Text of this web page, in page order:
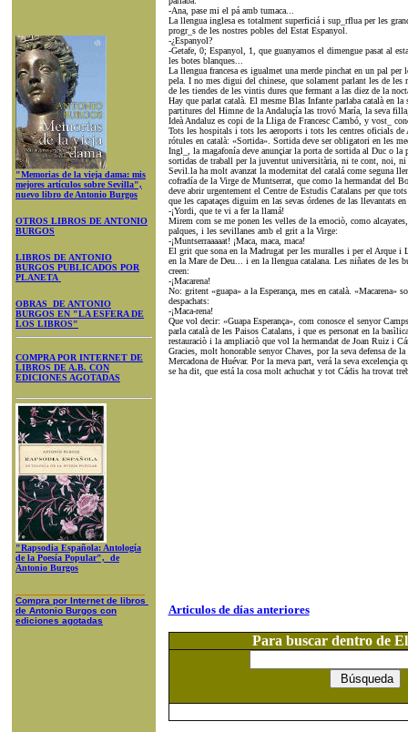
"Memorias de la vieja dama: mis
mejores artículos sobre Sevilla",
nuevo libro de Antonio Burgos
OTROS LIBROS DE ANTONIO
BURGOS
LIBROS DE ANTONIO
BURGOS PUBLICADOS POR
PLANETA
OBRAS DE ANTONIO
BURGOS EN "LA ESFERA DE
LOS LIBROS"
COMPRA POR INTERNET DE
LIBROS DE A.B. CON
EDICIONES AGOTADAS
"Rapsodia Española: Antología
de la Poesía Popular", de
Antonio Burgos
Compra por Internetde libros
de Antonio Burgos con
ediciones agotadas
-Ana, pase mi el pá amb tumaca...
La llengua inglesa es totalment superficiá i sup_rflua per les
progr_s de les nostres pobles del Estat Espanyol.
-¿Espanyol?
-Getafe, 0; Espanyol, 1, que guanyamos el dimengue pasat al
les botes blanques...
La llengua francesa es igualmet una merde pinchat en un pal per
pela. I no mes digui del chinese, que solament parlant les de les
de les tiendes de les vintis dures que fermant a las diez de la
Hay que parlat català. El mesme Blas Infante parlaba català en
partitures del Himne de la Andaluçía las trovó María, la seva
Ideà Andaluz es copi de la Lliga de Francesc Cambó, y vost_
Tots les hospitals i tots les aeroports i tots les centres oficials de
rótules en català: «Sortida». Sortida deve ser obligatori en les
Ingl_, la magafonía deve anunçiar la porta de sortida al Duc o la
sortidas de traball per la juventut universitària, ni te cont, noi,
Sevil.la ha molt avanzat la modernitat del catalá come seguna
cofradía de la Virge de Muntserrat, que como la hermandat del
deve abrir urgentement el Centre de Estudis Catalans per que
que les capataçes diguim en las sevas órdenes de las llevantats
-¡Yordi, que te vi a fer la llamá!
Mirem com se me ponen les velles de la emociò, como
palques, i les sevillanes amb el grit a la Virge:
-¡Muntserraaaaat! ¡Maca, maca, maca!
El grit que sona en la Madrugat per les muralles i per el Arque i
en la Mare de Deu... i en la llengua catalana. Les niñates de les
creen:
-¡Macarena!
No: gritent «guapa» a la Esperança, mes en català. «Macarena»
despachats:
-¡Maca-rena!
Que vol decir: «Guapa Esperança», com conosce el senyor
parla català de les Paisos Catalans, i que es personat en la
restauraciò i la ampliaciò que vol la hermandat de Joan Ruiz i
Gracies, molt honorable senyor Chaves, por la seva defensa de
Mercadona de Huévar. Por la meva part, verá la seva excelençia
se ha dit, que está la cosa molt achuchat y tot Cádis ha trovat
Articulos de días anteriores
Para buscar dentro de